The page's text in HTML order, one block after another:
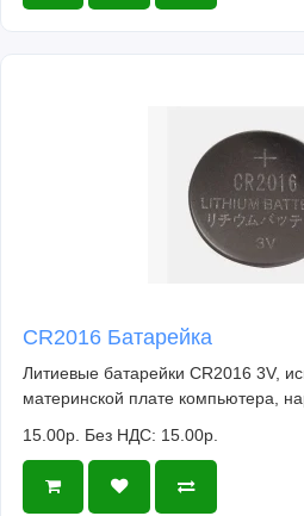
CR2016 Батарейка
Литиевые батарейки CR2016 3V,
материнской плате компьютера,
15.00р. Без НДС: 15.00р.